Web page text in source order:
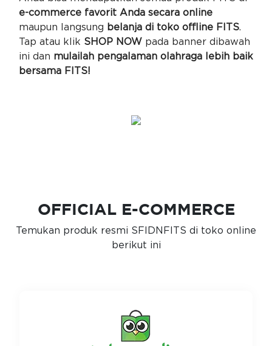
e-commerce favorit Anda secara online
maupun langsung belanja di toko offline FITS.
Tap atau klik SHOP NOW pada banner dibawah
ini dan mulailah pengalaman olahraga lebih baik
bersama FITS!
OFFICIAL E-COMMERCE
Temukan produk resmi SFIDNFITS di toko online
berikut ini